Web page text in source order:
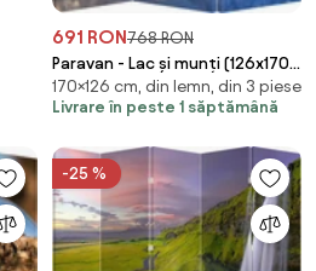
691 RON768 RON
Paravan - Lac și munți (126x170
cm)
170×126 cm, din lemn, din 3 piese
Livrare în peste 1 săptămână
-25 %